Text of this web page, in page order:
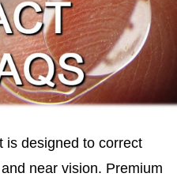
is designed to correct
near vision. Premium